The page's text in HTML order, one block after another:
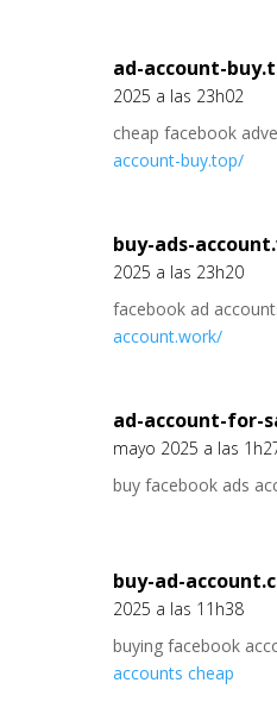
ad-account-
2025 a las 23h02
cheap facebook
account-buy.top/
buy-ads-
2025 a las 23h20
facebook ad
account.work/
ad-account-for-
mayo 2025 a las
buy facebook ads
buy-ad-
2025 a las 11h38
buying facebook
accounts cheap